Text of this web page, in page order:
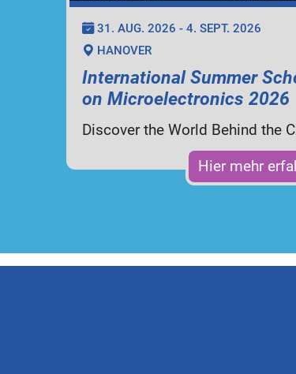
31. AUG. 2026 - 4. SEPT. 2026
HANOVER
International Summer
on Microelectronics 2026
Discover the World Behind the
Hier mehr